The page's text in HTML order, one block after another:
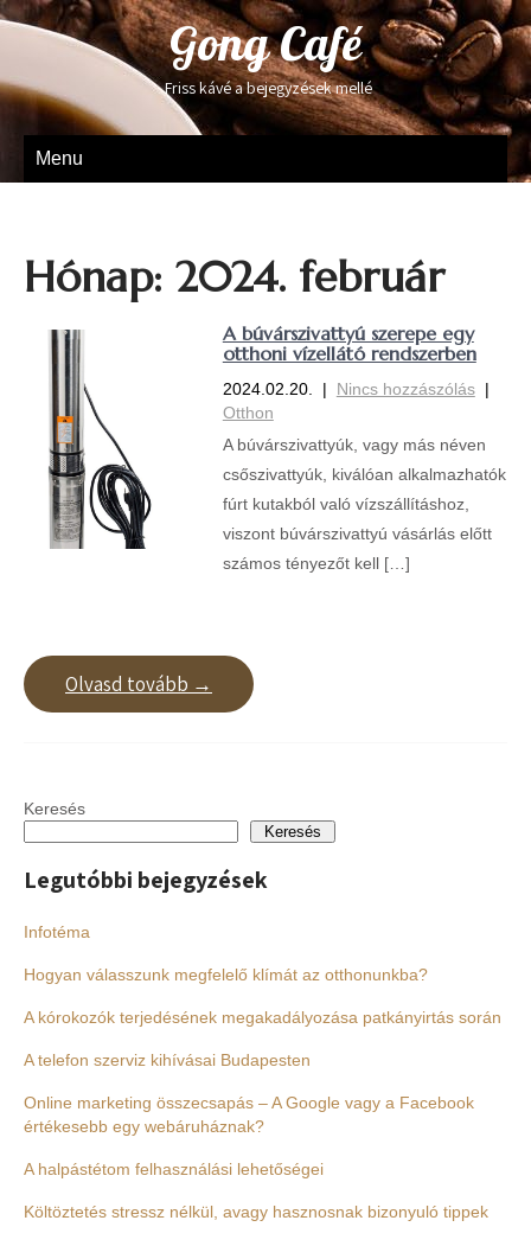
Gong Café
Friss kávé a bejegyzések mellé
Menu
Hónap: 2024. február
A búvárszivattyú szerepe egy
otthoni vízellátó rendszerben
2024.02.20. | Nincs hozzászólás |
Otthon
A búvárszivattyúk, vagy más néven
csőszivattyúk, kiválóan alkalmazhatók
fúrt kutakból való vízszállításhoz,
viszont búvárszivattyú vásárlás előtt
számos tényezőt kell […]
Olvasd tovább →
Keresés
Keresés
Legutóbbi bejegyzések
Infotéma
Hogyan válasszunk megfelelő klímát az otthonunkba?
A kórokozók terjedésének megakadályozása patkányirtás során
A telefon szerviz kihívásai Budapesten
Online marketing összecsapás – A Google vagy a Facebook
értékesebb egy webáruháznak?
A halpástétom felhasználási lehetőségei
Költöztetés stressz nélkül, avagy hasznosnak bizonyuló tippek